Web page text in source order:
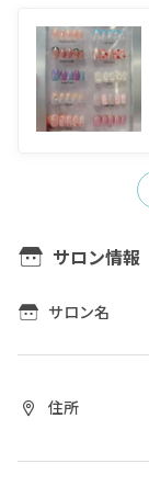
サロン情報
サロン名
住所